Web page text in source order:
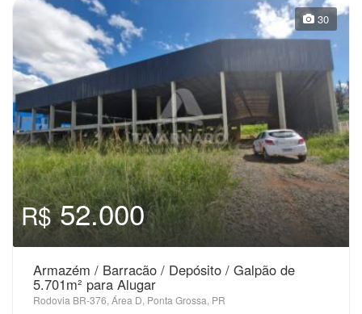
30
R$52.000
Armazém / Barracão / Depósito / Galpão de
5.701m² para Alugar
Rodovia BR-376, Área D, Ponta Grossa, PR